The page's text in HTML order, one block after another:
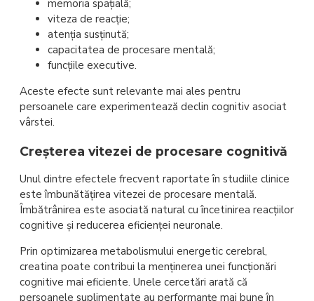
memoria spațială;
viteza de reacție;
atenția susținută;
capacitatea de procesare mentală;
funcțiile executive.
Aceste efecte sunt relevante mai ales pentru
persoanele care experimentează declin cognitiv asociat
vârstei.
Creșterea vitezei de procesare cognitivă
Unul dintre efectele frecvent raportate în studiile clinice
este îmbunătățirea vitezei de procesare mentală.
Îmbătrânirea este asociată natural cu încetinirea reacțiilor
cognitive și reducerea eficienței neuronale.
Prin optimizarea metabolismului energetic cerebral,
creatina poate contribui la menținerea unei funcționări
cognitive mai eficiente. Unele cercetări arată că
persoanele suplimentate au performanțe mai bune în